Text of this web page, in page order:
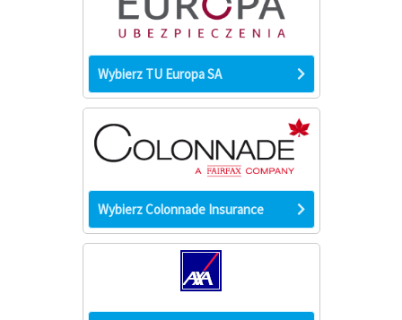
Wybierz TU Europa SA
Wybierz Colonnade Insurance